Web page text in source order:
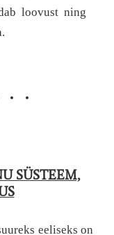
loovust ning
• •
SÜSTEEM,
eeliseks on